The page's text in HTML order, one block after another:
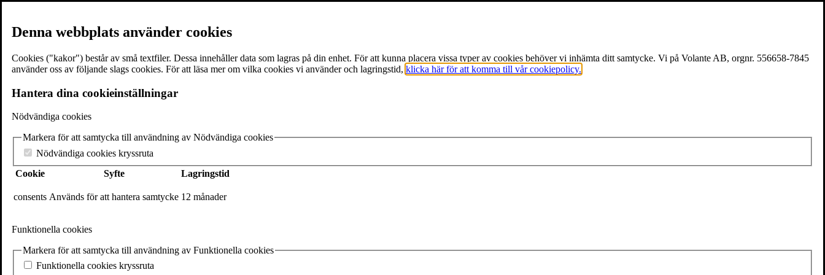
Meny
Böcker
Författare
Föreläsare
Texter & utdrag
Pressrum
Webshop
Volante
Stora Nygatan 7
Denna webbplats använder cookies
Cookies ("kakor") består av små textfiler. Dessa innehåller data som lagras på din enhet. För att kunna placera vissa typer av cookies behöver vi inhämta ditt samtycke. Vi på Volante AB, orgnr. 556658-7845
använder oss av följande slags cookies. För att läsa mer om vilka cookies vi använder och lagringstid, klicka här för att komma till vår cookiepolicy.
Hantera dina cookieinställningar
Nödvändiga cookies
Markera för att samtycka till användning av Nödvändiga cookies
Nödvändiga cookies kryssruta
Cookie
Syfte Lagringstid
consents Används för att hantera samtycke 12 månader
Funktionella cookies
Markera för att samtycka till användning av Funktionella cookies
Funktionella cookies kryssruta